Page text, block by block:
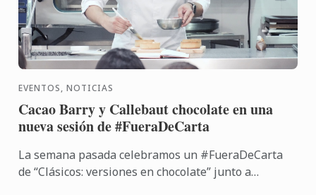
EVENTOS, NOTICIAS
Cacao Barry y Callebaut chocolate en una
nueva sesión de #FueraDeCarta
La semana pasada celebramos un #FueraDeCarta
de “Clásicos: versiones en chocolate” junto a